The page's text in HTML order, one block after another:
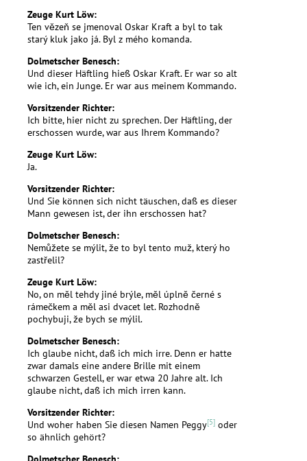
Zeuge Kurt Löw:
Ten vězeň se jmenoval Oskar Kraft a byl to tak
starý kluk jako já. Byl z mého komanda.
Dolmetscher Benesch:
Und dieser Häftling hieß Oskar Kraft. Er war so alt
wie ich, ein Junge. Er war aus meinem Kommando.
Vorsitzender Richter:
Ich bitte, hier nicht zu sprechen. Der Häftling, der
erschossen wurde, war aus Ihrem Kommando?
Zeuge Kurt Löw:
Ja.
Vorsitzender Richter:
Und Sie können sich nicht täuschen, daß es dieser
Mann gewesen ist, der ihn erschossen hat?
Dolmetscher Benesch:
Nemůžete se mýlit, že to byl tento muž, který ho
zastřelil?
Zeuge Kurt Löw:
No, on měl tehdy jiné brýle, měl úplně černé s
rámečkem a měl asi dvacet let. Rozhodně
pochybuji, že bych se mýlil.
Dolmetscher Benesch:
Ich glaube nicht, daß ich mich irre. Denn er hatte
zwar damals eine andere Brille mit einem
schwarzen Gestell, er war etwa 20 Jahre alt. Ich
glaube nicht, daß ich mich irren kann.
Vorsitzender Richter:
Und woher haben Sie diesen Namen Peggy[5] oder
so ähnlich gehört?